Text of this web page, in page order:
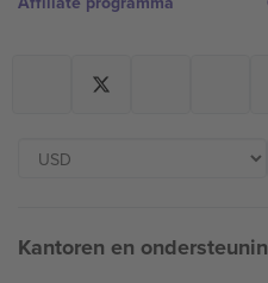
Kantoren en